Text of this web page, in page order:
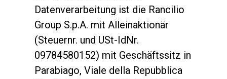
Datenverarbeitung ist die Rancilio
Group S.p.A. mit Alleinaktionär
(Steuernr. und USt-IdNr.
09784580152) mit Geschäftssitz in
Parabiago, Viale della Repubblica